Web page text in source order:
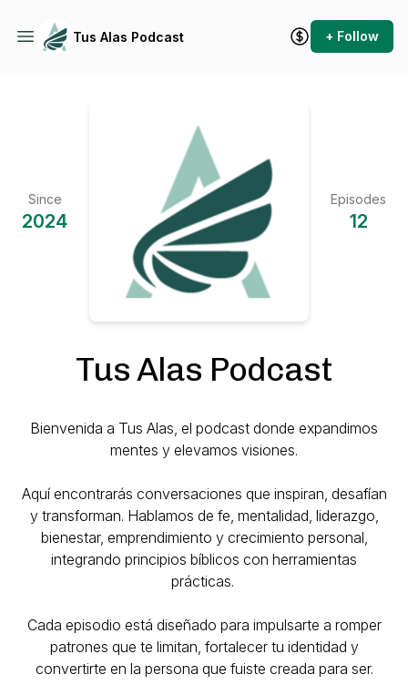
Tus Alas Podcast + Follow
Since
2024
Episodes
12
Tus Alas Podcast
Bienvenida a Tus Alas, el podcast donde expandimos
mentes y elevamos visiones.
Aquí encontrarás conversaciones que inspiran, desafían
y transforman. Hablamos de fe, mentalidad, liderazgo,
bienestar, emprendimiento y crecimiento personal,
integrando principios bíblicos con herramientas
prácticas.
Cada episodio está diseñado para impulsarte a romper
patrones que te limitan, fortalecer tu identidad y
convertirte en la persona que fuiste creada para ser.